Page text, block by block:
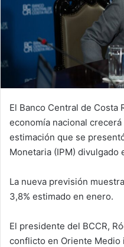
El Banco Central de Costa
economía nacional
estimación que se
Monetaria (IPM) divulgado
La nueva previsión
3,8% estimado en enero.
El presidente del BCCR,
conflicto en Oriente Medio